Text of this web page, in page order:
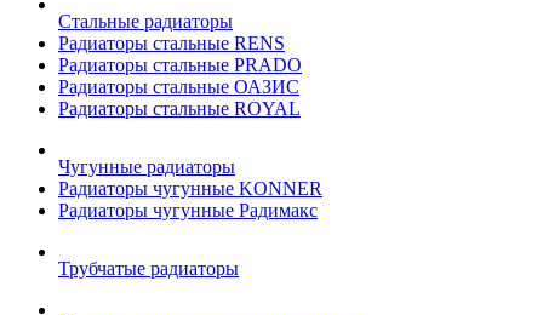
Стальные радиаторы
Радиаторы стальные RENS
Радиаторы стальные PRADO
Радиаторы стальные ОАЗИС
Радиаторы стальные ROYAL
Чугунные радиаторы
Радиаторы чугунные KONNER
Радиаторы чугунные Радимакс
Трубчатые радиаторы